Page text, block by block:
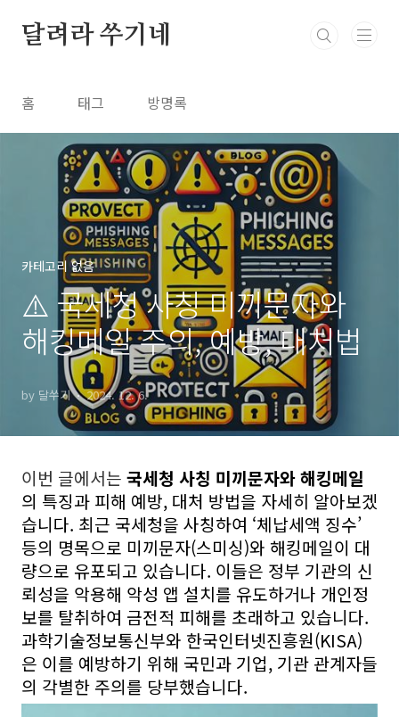
달려라 쑤기네
홈 태그 방명록
카테고리 없음
⚠️ 국세청 사칭 미끼문자와
해킹메일 주의, 예방, 대처법
by 달쑤기 2024. 12. 6.
이번 글에서는 국세청 사칭 미끼문자와 해킹메일
의 특징과 피해 예방, 대처 방법을 자세히 알아보겠
습니다. 최근 국세청을 사칭하여 ‘체납세액 징수’
등의 명목으로 미끼문자(스미싱)와 해킹메일이 대
량으로 유포되고 있습니다. 이들은 정부 기관의 신
뢰성을 악용해 악성 앱 설치를 유도하거나 개인정
보를 탈취하여 금전적 피해를 초래하고 있습니다.
과학기술정보통신부와 한국인터넷진흥원(KISA)
은 이를 예방하기 위해 국민과 기업, 기관 관계자들
의 각별한 주의를 당부했습니다.